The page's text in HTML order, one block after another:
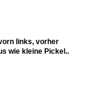
links, vorher
wie kleine Pickel..